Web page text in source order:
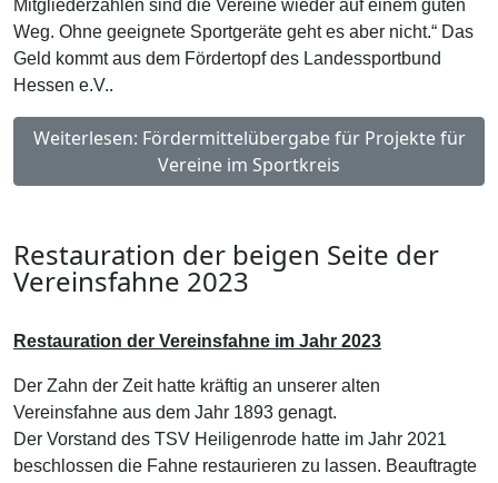
Mitgliederzahlen sind die Vereine wieder auf einem guten
Weg. Ohne geeignete Sportgeräte geht es aber nicht.“ Das
Geld kommt aus dem Fördertopf des Landessportbund
Hessen e.V..
Weiterlesen: Fördermittelübergabe für Projekte für
Vereine im Sportkreis
Restauration der beigen Seite der
Vereinsfahne 2023
Restauration der Vereinsfahne im Jahr 2023
Der Zahn der Zeit hatte kräftig an unserer alten
Vereinsfahne aus dem Jahr 1893 genagt.
Der Vorstand des TSV Heiligenrode hatte im Jahr 2021
beschlossen die Fahne restaurieren zu lassen. Beauftragte